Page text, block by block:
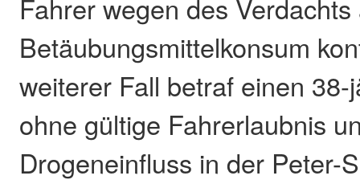
Fahrer wegen des Verdachts
Betäubungsmittelkonsum
weiterer Fall betraf einen
ohne gültige Fahrerlaubnis
Drogeneinfluss in der Peter-